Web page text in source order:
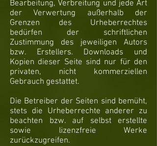
Bearbeitung, Verbreitung und jede Art
der Verwertung außerhalb der
Grenzen des Urheberrechtes
bedürfen der schriftlichen
Zustimmung des jeweiligen Autors
bzw. Erstellers. Downloads und
Kopien dieser Seite sind nur für den
privaten, nicht kommerziellen
Gebrauch gestattet.
Die Betreiber der Seiten sind bemüht,
stets die Urheberrechte anderer zu
beachten bzw. auf selbst erstellte
sowie lizenzfreie Werke
zurückzugreifen.